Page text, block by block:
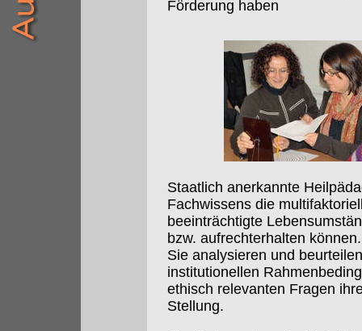
Förderung haben
Staatlich anerkannte
Fachwissens die
beeinträchtigte
bzw. aufrechterhalten können.
Sie analysieren und
institutionellen
ethisch relevanten Fragen
Stellung.